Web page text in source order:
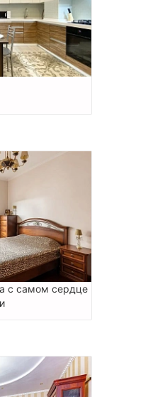
с самом сердце